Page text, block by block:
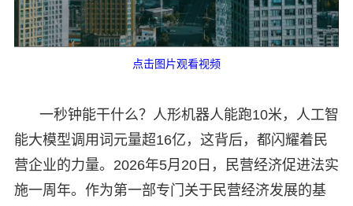
点击图片观看视频
一秒钟能干什么？人形机器人能跑10米，人工智
能大模型调用词元量超16亿，这背后，都闪耀着民
营企业的力量。2026年5月20日，民营经济促进法实
施一周年。作为第一部专门关于民营经济发展的基